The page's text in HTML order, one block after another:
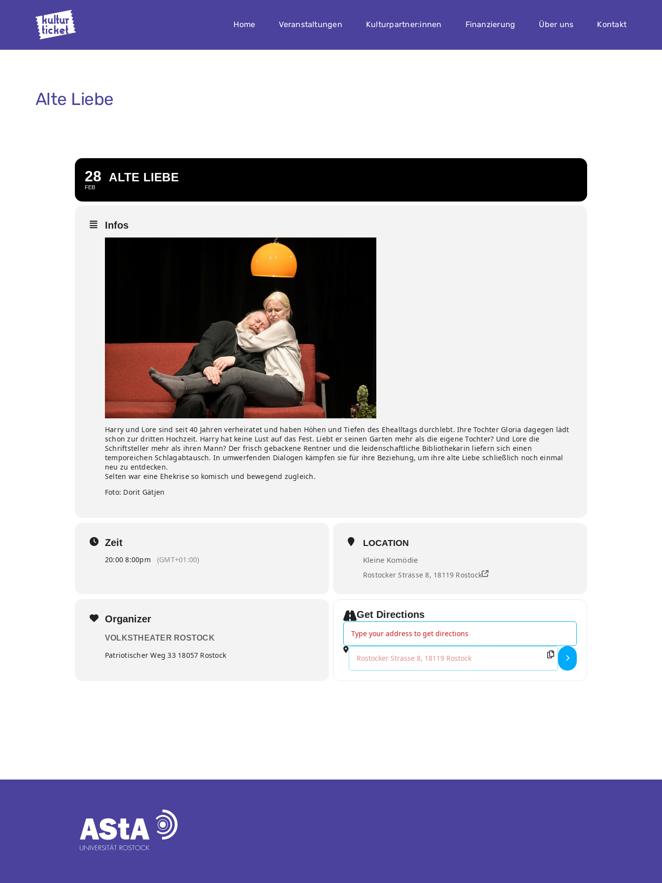
Home Veranstaltungen Kulturpartner:innen Finanzierung Über uns Kontakt
Alte Liebe
28
FEB
ALTE LIEBE
Infos
Harry und Lore sind seit 40 Jahren verheiratet und haben Höhen und Tiefen des Ehealltags durchlebt. Ihre Tochter Gloria dagegen lädt
schon zur dritten Hochzeit. Harry hat keine Lust auf das Fest. Liebt er seinen Garten mehr als die eigene Tochter? Und Lore die
Schriftsteller mehr als ihren Mann? Der frisch gebackene Rentner und die leidenschaftliche Bibliothekarin liefern sich einen
temporeichen Schlagabtausch. In umwerfenden Dialogen kämpfen sie für ihre Beziehung, um ihre alte Liebe schließlich noch einmal
neu zu entdecken.
Selten war eine Ehekrise so komisch und bewegend zugleich.
Foto: Dorit Gätjen
Zeit
20:00 8:00pm (GMT+01:00)
LOCATION
Kleine Komödie
Rostocker Strasse 8, 18119 Rostock
Organizer
VOLKSTHEATER ROSTOCK
Patriotischer Weg 33 18057 Rostock
Get Directions
Address - Alte Liebe []
Destination Address - Alte Liebe []